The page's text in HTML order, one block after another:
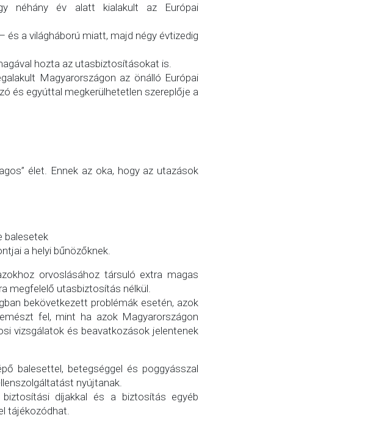
néhány év alatt kialakult az Európai
a világháború miatt, majd négy évtizedig
hozta az utasbiztosításokat is.
Magyarországon az önálló Európai
és egyúttal megkerülhetetlen szereplője a
élet. Ennek az oka, hogy az utazások
balesetek
a helyi bűnözőknek.
orvoslásához társuló extra magas
megfelelő utasbiztosítás nélkül.
bekövetkezett problémák esetén, azok
fel, mint ha azok Magyarországon
vizsgálatok és beavatkozások jelentenek
balesettel, betegséggel és poggyásszal
nyújtanak.
díjakkal és a biztosítás egyéb
tájékozódhat.